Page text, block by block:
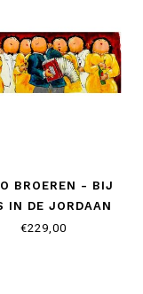
BROEREN - BIJ
IN DE JORDAAN
€229,00